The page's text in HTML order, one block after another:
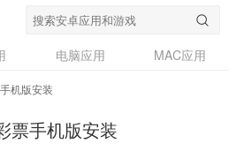
电脑应用
MAC应用
机版安装
票手机版安装